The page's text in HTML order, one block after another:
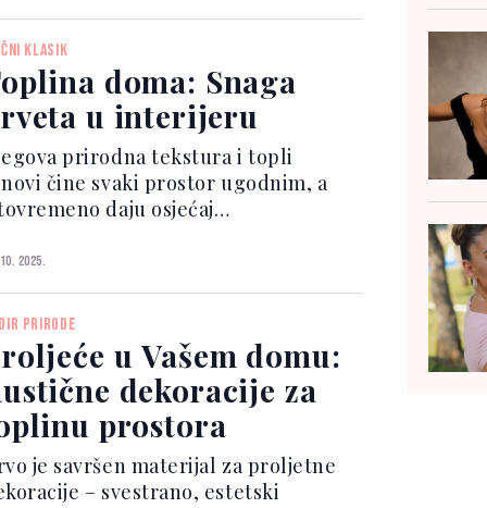
veliku pažnju posebno se
dekorativne zidne obloge od...
KLASIK
doma: Snaga
u interijeru
prirodna tekstura i topli
čine svaki prostor ugodnim, a
daju osjećaj
koju nijedan drugi materijal ne
pružiti Drveni podovi, stolovi,
ili manji dekorativni...
2025.
PRIRODE
u Vašem domu:
dekoracije za
prostora
je savršen materijal za proljetne
– svestrano, estetski